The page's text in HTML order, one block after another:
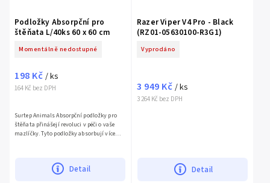
Podložky Absorpční pro
štěňata L/40ks 60 x 60 cm
Momentálně nedostupné
164 Kč bez DPH
198 Kč / ks
Detail
Surtep Animals Absorpční podložky pro
štěňata přinášejí revoluci v péči o vaše
mazlíčky. Tyto podložky absorbují více
Razer Viper V4 Pro - Black
(RZ01-05630100-R3G1)
Vyprodáno
3 264 Kč bez DPH
3 949 Kč / ks
Detail